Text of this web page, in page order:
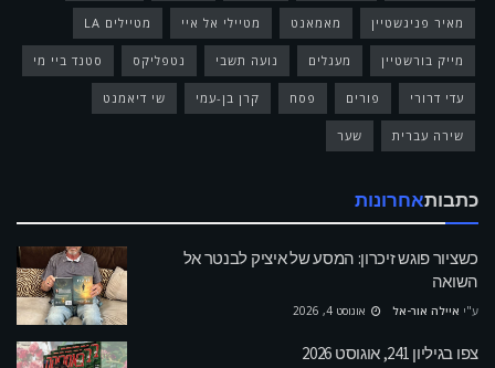
מאיר פניגשטיין מאמאנט מטיילי אל איי מטיילים LA
מייק בורשטיין מעגלים נועה תשבי נטפליקס סטנד ביי מי
עדי דרורי פורים פסח קרן בן-עמי שי דיאמנט
שירה עברית שער
כתבותאחרונות
כשציור פוגש זיכרון: המסע של איציק לבנטר אל
השואה
ע"י איילה אור-אל אוגוסט 4, 2026
צפו בגיליון 241, אוגוסט 2026